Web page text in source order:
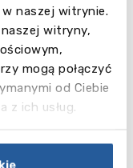
naszej witrynie.
witryny,
mogą połączyć
od Ciebie
z ich usług.
Woodcote
– Obóz
17 lat